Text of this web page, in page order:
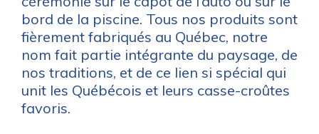
bord de la piscine. Tous nos produits sont
fièrement fabriqués au Québec, notre
nom fait partie intégrante du paysage, de
nos traditions, et de ce lien si spécial qui
unit les Québécois et leurs casse-croûtes
favoris.